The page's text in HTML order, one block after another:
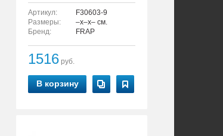
Артикул:
F30603-9
Размеры:
–x–x– см.
Бренд:
FRAP
1516 руб.
В корзину